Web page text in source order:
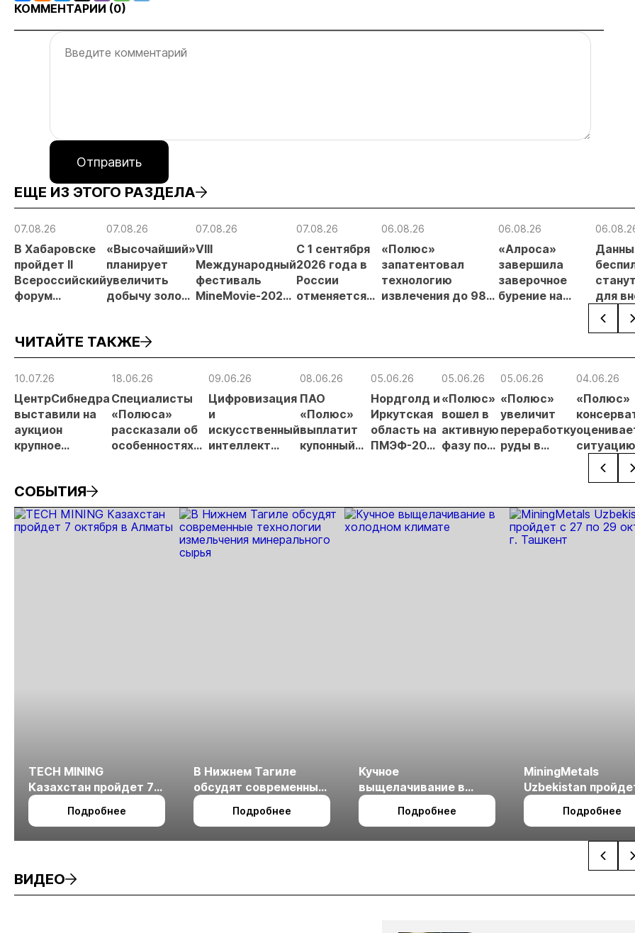
КОММЕНТАРИИ (0)
Отправить
ЕЩЕ ИЗ ЭТОГО РАЗДЕЛА
07.08.26
В Хабаровске
пройдет II
Всероссийский
форум
России»
07.08.26
«Высочайший»
планирует
увеличить
добычу золота
07.08.26
VIII
Международный
фестиваль
MineMovie-2026
07.08.26
С 1 сентября
2026 года в
России
отменяется
отраслевые
риски и
МСБ
06.08.26
«Полюс»
запатентовал
технологию
извлечения до 98%
06.08.26
«Алроса»
завершила
заверочное
бурение на
для
ЧИТАЙТЕ ТАКЖЕ
10.07.26
ЦентрСибнедра
выставили на
аукцион
крупное
Аканак-
Накатами с
запасами 530 кг
18.06.26
Специалисты
«Полюса»
рассказали об
особенностях
Сухой лог
09.06.26
Цифровизация
и
искусственный
интеллект
конференции в
Красноярске
08.06.26
ПАО
«Полюс»
выплатит
купонный
05.06.26
Нордголд и
Иркутская
область на
ПМЭФ-2026
«Урях»
05.06.26
«Полюс»
вошел в
активную
фазу по
05.06.26
«Полюс»
увеличит
переработку
руды в
04.06.26
«Полюс»
ситуацию
рынке
СОБЫТИЯ
TECH MINING
Казахстан пройдет 7
октября в Алматы
Подробнее
В Нижнем Тагиле
обсудят современные
технологии
измельчения
Подробнее
Кучное
выщелачивание в
холодном климате
Подробнее
MiningMetals
Uzbekistan
27 по 29 октября в
Ташкент
Подробнее
ВИДЕО